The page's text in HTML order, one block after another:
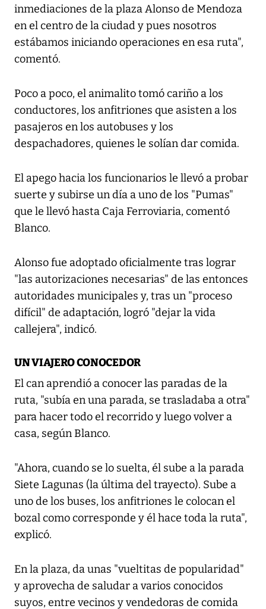
inmediaciones de la plaza Alonso de Mendoza
en el centro de la ciudad y pues nosotros
estábamos iniciando operaciones en esa ruta",
comentó.
Poco a poco, el animalito tomó cariño a los
conductores, los anfitriones que asisten a los
pasajeros en los autobuses y los
despachadores, quienes le solían dar comida.
El apego hacia los funcionarios le llevó a probar
suerte y subirse un día a uno de los "Pumas"
que le llevó hasta Caja Ferroviaria, comentó
Blanco.
Alonso fue adoptado oficialmente tras lograr
"las autorizaciones necesarias" de las entonces
autoridades municipales y, tras un "proceso
difícil" de adaptación, logró "dejar la vida
callejera", indicó.
UN VIAJERO CONOCEDOR
El can aprendió a conocer las paradas de la
ruta, "subía en una parada, se trasladaba a otra"
para hacer todo el recorrido y luego volver a
casa, según Blanco.
"Ahora, cuando se lo suelta, él sube a la parada
Siete Lagunas (la última del trayecto). Sube a
uno de los buses, los anfitriones le colocan el
bozal como corresponde y él hace toda la ruta",
explicó.
En la plaza, da unas "vueltitas de popularidad"
y aprovecha de saludar a varios conocidos
suyos, entre vecinos y vendedoras de comida